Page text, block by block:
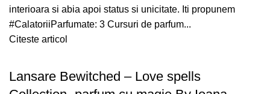
interioara si abia apoi status si unicitate. Iti propunem
#CalatoriiParfumate: 3 Cursuri de parfum...
Citeste articol
Lansare Bewitched – Love spells